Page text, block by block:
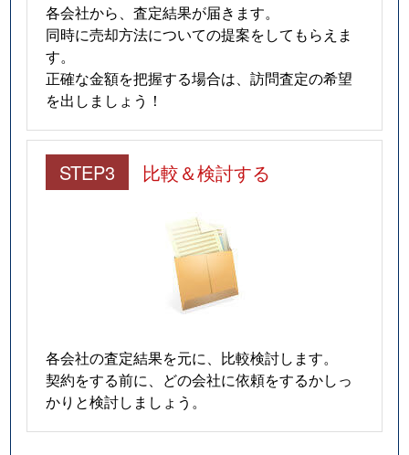
各会社から、査定結果が届きます。
同時に売却方法についての提案をしてもらえま
す。
正確な金額を把握する場合は、訪問査定の希望
を出しましょう！
STEP3 比較＆検討する
各会社の査定結果を元に、比較検討します。
契約をする前に、どの会社に依頼をするかしっ
かりと検討しましょう。